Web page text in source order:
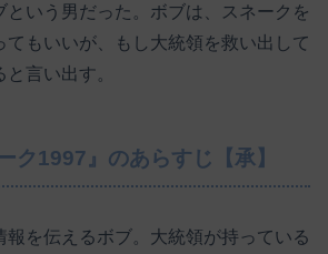
という男だった。ボブは、スネークを
てもいいが、もし大統領を救い出して
言い出す。
ク1997』のあらすじ【承】
報を伝えるボブ。大統領が持っている